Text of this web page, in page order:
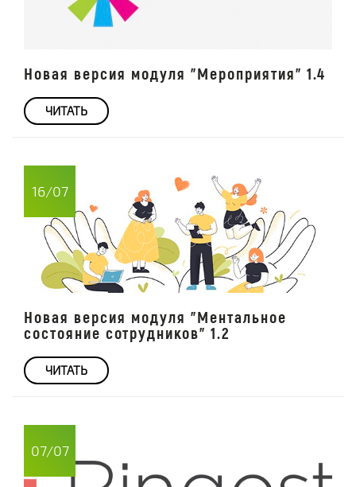
Новая версия модуля "Мероприятия" 1.4
ЧИТАТЬ
16/07
Новая версия модуля "Ментальное
состояние сотрудников" 1.2
ЧИТАТЬ
07/07